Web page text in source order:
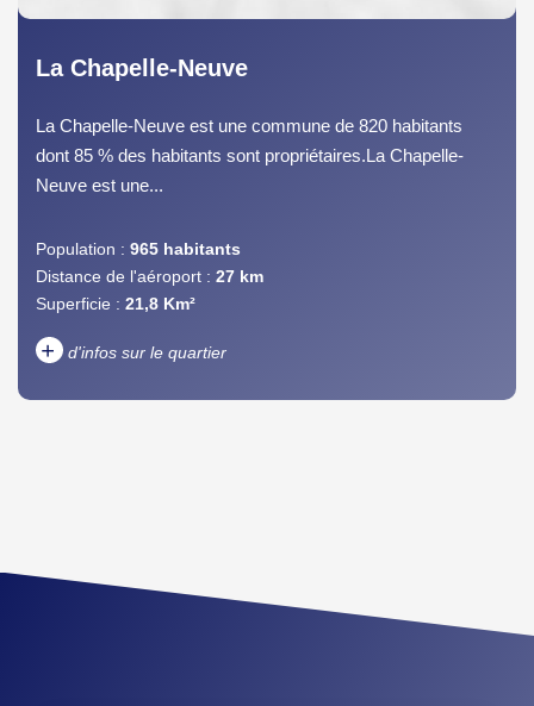
La Chapelle-Neuve
La Chapelle-Neuve est une commune de 820 habitants
dont 85 % des habitants sont propriétaires.La Chapelle-
Neuve est une...
Population : 965 habitants
Distance de l'aéroport : 27 km
Superficie : 21,8 Km²
+ d'infos sur le quartier
TAUX DE PROPRIÉTAIRES